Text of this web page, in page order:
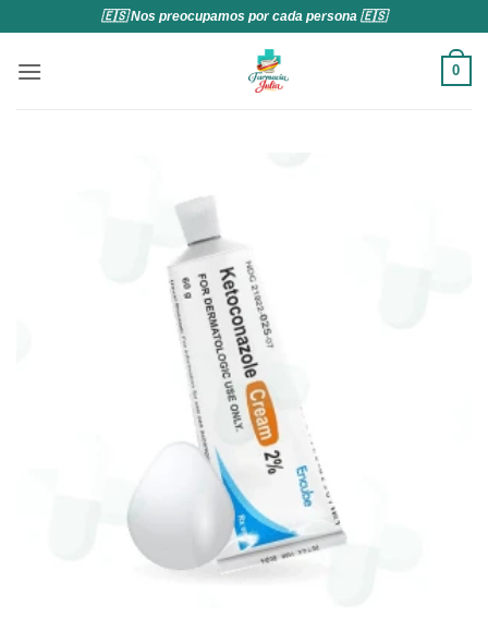
contenido
🇪🇸 Nos preocupamos por cada persona 🇪🇸
0